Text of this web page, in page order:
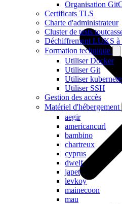
Organisation
Certificats TLS
Charte d'administrateur
Cluster de tests
Déchiffrement LUKS à
Formation technique
Utiliser Docker
Utiliser Git
Utiliser
Utiliser SSH
Gestion des accès
Matériel d'hébergement
aegir
americancurl
bambino
chartreux
cyprus
dwelf
japet
levkoy
mainecoon
mau